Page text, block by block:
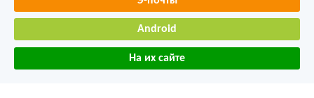
Android
На их сайте